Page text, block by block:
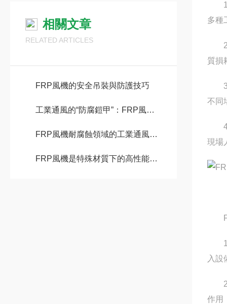
相關文章
RELATED ARTICLES
FRP風機的安全吊裝與防護技巧
工業通風的“防腐鎧甲”：FRP風機深度解析
FRP風機耐腐蝕領域的工業通風專家
FRP風機是特殊材質下的高性能風機
1.
多種
2.
質損
3.
不同
4.
現場
1.
入設
2.
作用